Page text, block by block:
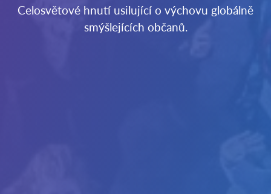
Celosvětové hnutí usilující o výchovu globálně
smýšlejících občanů.